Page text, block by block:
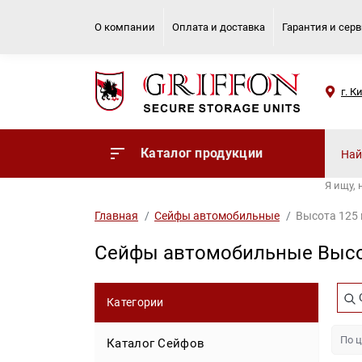
О компании Оплата и доставка Гарантия и
г.
Каталог продукции
Я ищу,
Главная Сейфы автомобильные Высота 125
Сейфы автомобильные
Категории
Каталог Сейфов